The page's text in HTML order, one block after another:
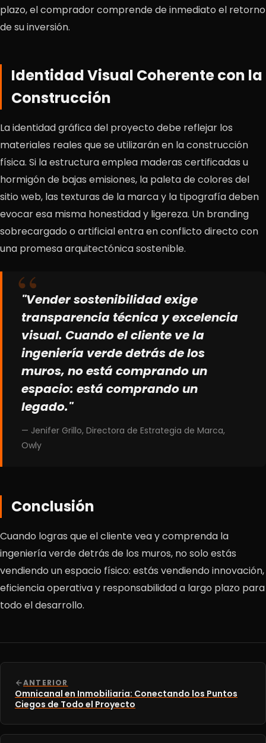
plazo, el comprador comprende de inmediato el retorno
de su inversión.
Identidad Visual Coherente con la
Construcción
La identidad gráfica del proyecto debe reflejar los
materiales reales que se utilizarán en la construcción
física. Si la estructura emplea maderas certificadas u
hormigón de bajas emisiones, la paleta de colores del
sitio web, las texturas de la marca y la tipografía deben
evocar esa misma honestidad y ligereza. Un branding
sobrecargado o artificial entra en conflicto directo con
una promesa arquitectónica sostenible.
"Vender sostenibilidad exige
transparencia técnica y excelencia
visual. Cuando el cliente ve la
ingeniería verde detrás de los
muros, no está comprando un
espacio: está comprando un
legado."
— Jenifer Grillo, Directora de Estrategia de Marca,
Owly
Conclusión
Cuando logras que el cliente vea y comprenda la
ingeniería verde detrás de los muros, no solo estás
vendiendo un espacio físico: estás vendiendo innovación,
eficiencia operativa y responsabilidad a largo plazo para
todo el desarrollo.
ANTERIOR
Omnicanal en Inmobiliaria: Conectando los Puntos
Ciegos de Todo el Proyecto